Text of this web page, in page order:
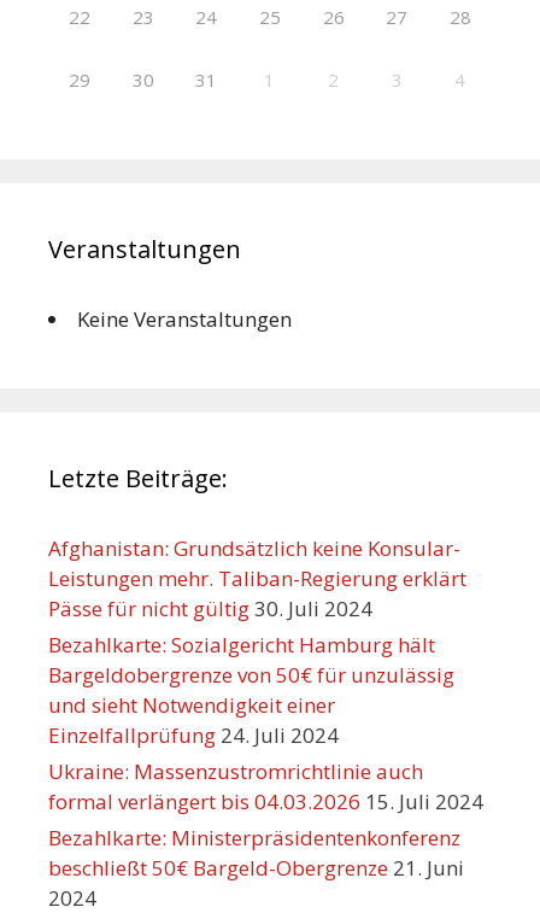
22 23 24 25 26 27 28
29 30 31 1 2 3 4
Veranstaltungen
Keine Veranstaltungen
Letzte Beiträge:
Afghanistan: Grundsätzlich keine Konsular-
Leistungen mehr. Taliban-Regierung erklärt
Pässe für nicht gültig30. Juli 2024
Bezahlkarte: Sozialgericht Hamburg hält
Bargeldobergrenze von 50€ für unzulässig
und sieht Notwendigkeit einer
Einzelfallprüfung 24. Juli 2024
Ukraine: Massenzustromrichtlinie auch
formal verlängert bis 04.03.2026 15. Juli 2024
Bezahlkarte: Ministerpräsidentenkonferenz
beschließt 50€ Bargeld-Obergrenze 21. Juni
2024